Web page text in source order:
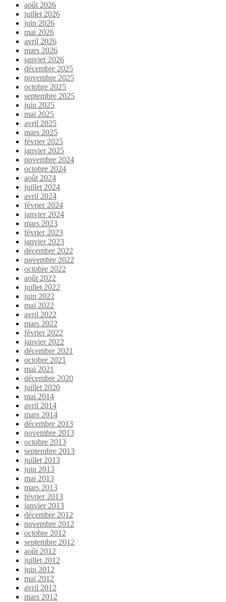
août 2026
juillet 2026
juin 2026
mai 2026
avril 2026
mars 2026
janvier 2026
décembre 2025
novembre 2025
octobre 2025
septembre 2025
juin 2025
mai 2025
avril 2025
mars 2025
février 2025
janvier 2025
novembre 2024
octobre 2024
août 2024
juillet 2024
avril 2024
février 2024
janvier 2024
mars 2023
février 2023
janvier 2023
décembre 2022
novembre 2022
octobre 2022
août 2022
juillet 2022
juin 2022
mai 2022
avril 2022
mars 2022
février 2022
janvier 2022
décembre 2021
octobre 2021
mai 2021
décembre 2020
juillet 2020
mai 2014
avril 2014
mars 2014
décembre 2013
novembre 2013
octobre 2013
septembre 2013
juillet 2013
juin 2013
mai 2013
mars 2013
février 2013
janvier 2013
décembre 2012
novembre 2012
octobre 2012
septembre 2012
août 2012
juillet 2012
juin 2012
mai 2012
avril 2012
mars 2012